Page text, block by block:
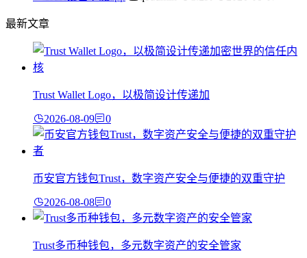
最新文章
Trust Wallet Logo，以极简设计传递加
2026-08-09 0
币安官方钱包Trust，数字资产安全与便捷的双重守护
2026-08-08 0
Trust多币种钱包，多元数字资产的安全管家